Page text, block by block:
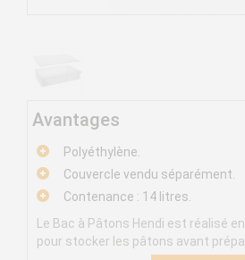
Avantages
Polyéthylène.
Couvercle vendu séparément.
Contenance : 14 litres.
Le Bac à Pâtons Hendi est réalisé
pour stocker les pâtons avant